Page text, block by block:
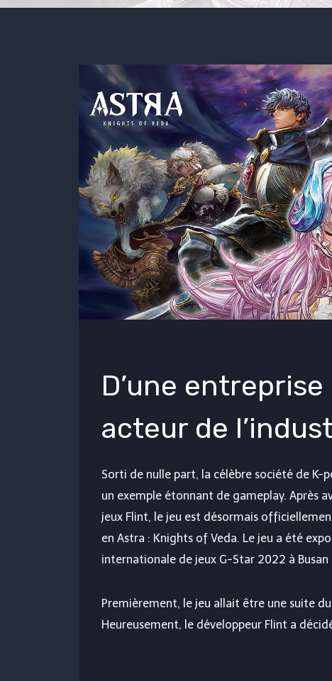
D’une
acteur de
Sorti de nulle part, la célèbre société de K-
un exemple étonnant de gameplay. Après
jeux Flint, le jeu est désormais
en Astra : Knights of Veda. Le jeu a été
internationale de jeux G-Star 2022 à Busan
Premièrement, le jeu allait être une suite
Heureusement, le développeur Flint a